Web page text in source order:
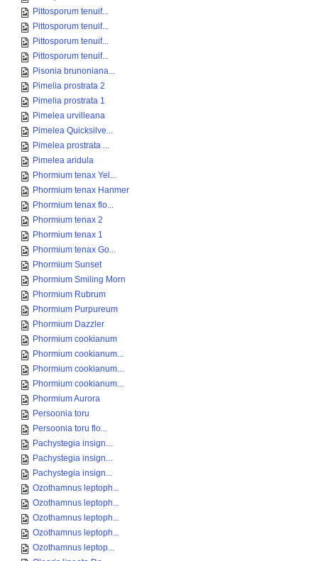
Pittosporum tenuif...
Pittosporum tenuif...
Pittosporum tenuif...
Pittosporum tenuif...
Pisonia brunoniana...
Pimelia prostrata 2
Pimelia prostrata 1
Pimelea urvilleana
Pimelea Quicksilve...
Pimelea prostrata ...
Pimelea aridula
Phormium tenax Yel...
Phormium tenax Hanmer
Phormium tenax flo...
Phormium tenax 2
Phormium tenax 1
Phormium tenax Go...
Phormium Sunset
Phormium Smiling Morn
Phormium Rubrum
Phormium Purpureum
Phormium Dazzler
Phormium cookianum
Phormium cookianum...
Phormium cookianum...
Phormium cookianum...
Phormium Aurora
Persoonia toru
Persoonia toru flo...
Pachystegia insign...
Pachystegia insign...
Pachystegia insign...
Ozothamnus leptoph...
Ozothamnus leptoph...
Ozothamnus leptoph...
Ozothamnus leptoph...
Ozothamnus leptop...